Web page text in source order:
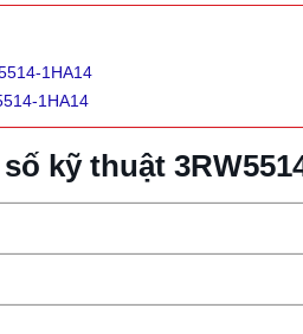
1HA14
1HA14
kỹ thuật